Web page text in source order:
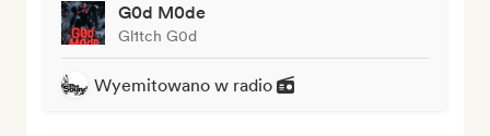
G0d M0de
Gl1tch G0d
Wyemitowano w radio